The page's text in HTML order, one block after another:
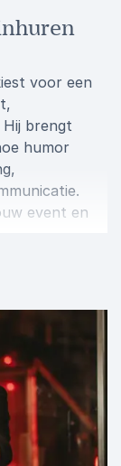
voor een
Hij brengt
humor
event en
meer